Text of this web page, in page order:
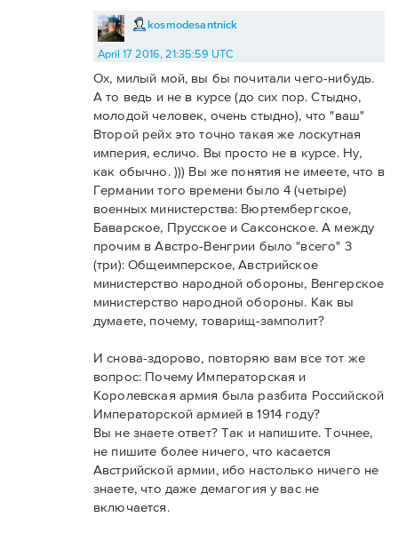
kosmodesantnick
April 17 2016, 21:35:59 UTC
Ох, милый мой, вы бы почитали чего-нибудь.
А то ведь и не в курсе (до сих пор. Стыдно,
молодой человек, очень стыдно), что "ваш"
Второй рейх это точно такая же лоскутная
империя, есличо. Вы просто не в курсе. Ну,
как обычно. ))) Вы же понятия не имеете, что в
Германии того времени было 4 (четыре)
военных министерства: Вюртембергское,
Баварское, Прусское и Саксонское. А между
прочим в Австро-Венгрии было "всего" 3
(три): Общеимперское, Австрийское
министерство народной обороны, Венгерское
министерство народной обороны. Как вы
думаете, почему, товарищ-замполит?
И снова-здорово, повторяю вам все тот же
вопрос: Почему Императорская и
Королевская армия была разбита Российской
Императорской армией в 1914 году?
Вы не знаете ответ? Так и напишите. Точнее,
не пишите более ничего, что касается
Австрийской армии, ибо настолько ничего не
знаете, что даже демагогия у вас не
включается.